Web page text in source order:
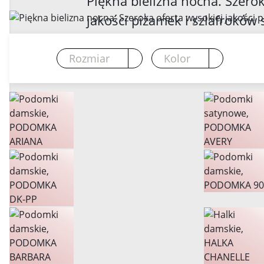
jakości piżamek i szlafroków
bielizna nocna. Satynowe
wysyłka 24h.
Rozmiar Kolor
147,72 zł
więcej
Dodaj
do
więcej
Dodaj
do
Dodaj
do
88,56
Dodaj
do
koszyka
Dodaj
do
Dodaj
do